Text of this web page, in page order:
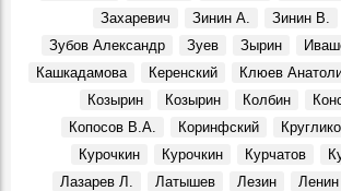
Джанни Родари: «…Полную Волгу
События, 2 Августа 1969
Новый Новоульяновск
Места, 3 Августа 1969
Праздник в Шаховском
События, 10 Августа 1969
Захаревич
Зинин А. Зинин В.
Зубов Александр
Зуев Зырин
Кашкадамова
Керенский Клюев
Козырин
Козырин Колбин
Копосов В.А.
Коринфский
Курочкин
Курочкин Курчатов
Лазарев Л.
Латышев Лезин Ленин